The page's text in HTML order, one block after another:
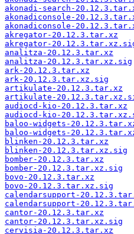
akonadi-search-
akonadiconsole-
akonadiconsole-
akregator-20.12.3.tar.xz
akregator-
analitza-20.12.3.tar.xz
analitza-20.12.3.tar.xz.sig
ark-20.12.3.tar.xz
ark-20.12.3.tar.xz.sig
artikulate-20.12.3.tar.xz
artikulate-
audiocd-kio-20.12.3.tar.xz
audiocd-kio-
baloo-widgets-
baloo-widgets-
blinken-20.12.3.tar.xz
blinken-20.12.3.tar.xz.sig
bomber-20.12.3.tar.xz
bomber-20.12.3.tar.xz.sig
bovo-20.12.3.tar.xz
bovo-20.12.3.tar.xz.sig
calendarsupport-
calendarsupport-
cantor-20.12.3.tar.xz
cantor-20.12.3.tar.xz.sig
cervisia-20.12.3.tar.xz